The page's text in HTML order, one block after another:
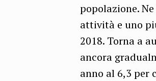
popolazione.
attività e uno
2018. Torna a
ancora
anno al 6,3 per